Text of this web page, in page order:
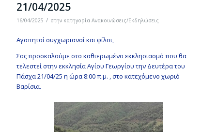
21/04/2025
16/04/2025 / στην κατηγορία Ανακοινώσεις/Εκδηλώσεις
Αγαπητοί συγχωριανοί και φίλοι,
Σας προσκαλούμε στο καθιερωμένο εκκλησιασμό που θα
τελεστεί στην εκκλησία Αγίου Γεωργίου την Δευτέρα του
Πάσχα 21/04/25 η ώρα 8:00 π.μ. , στο κατεχόμενο χωριό
Βαρίσια.